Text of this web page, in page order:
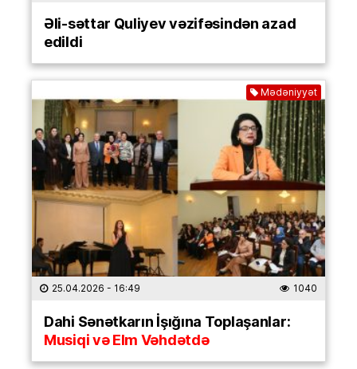
Əli-səttar Quliyev vəzifəsindən azad
edildi
Mədəniyyət
25.04.2026 - 16:49 1040
Dahi Sənətkarın İşığına Toplaşanlar:
Musiqi və Elm Vəhdətdə